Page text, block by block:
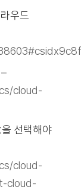
우드
cloud-
선택해야
cloud-
cloud-